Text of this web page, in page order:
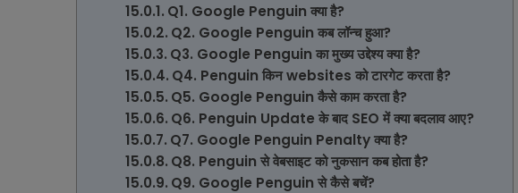
Q1. Google Penguin क्या है?
Q2. Google Penguin कब लॉन्च हुआ?
Q3. Google Penguin का मुख्य उद्देश्य क्या है?
Q4. Penguin किन websites को टारगेट करता है?
Q5. Google Penguin कैसे काम करता है?
Q6. Penguin Update के बाद SEO में क्या बदलाव आए?
Q7. Google Penguin Penalty क्या है?
Q8. Penguin से वेबसाइट को नुकसान कब होता है?
Q9. Google Penguin से कैसे बचें?